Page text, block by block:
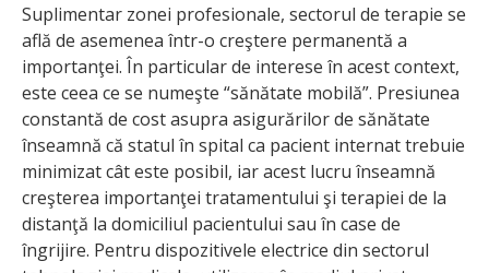
Suplimentar zonei profesionale, sectorul de terapie se
află de asemenea într-o creştere permanentă a
importanţei. În particular de interese în acest context,
este ceea ce se numeşte “sănătate mobilă”. Presiunea
constantă de cost asupra asigurărilor de sănătate
înseamnă că statul în spital ca pacient internat trebuie
minimizat cât este posibil, iar acest lucru înseamnă
creşterea importanţei tratamentului şi terapiei de la
distanţă la domiciliul pacientului sau în case de
îngrijire. Pentru dispozitivele electrice din sectorul